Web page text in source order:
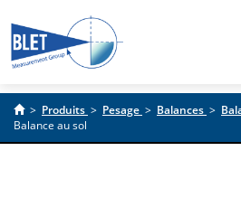
> Produits > Pesage > Balances >
Balance au sol